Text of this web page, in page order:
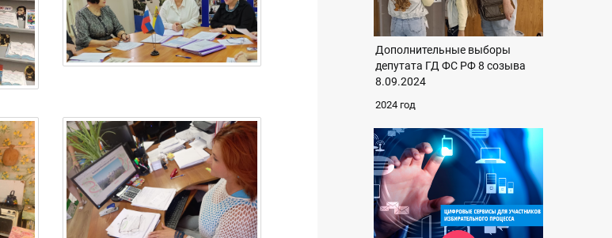
Дополнительные выборы
депутата ГД ФС РФ 8 созыва
8.09.2024
2024 год